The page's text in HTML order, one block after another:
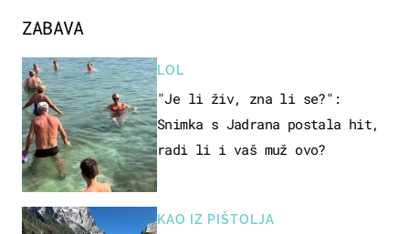
ZABAVA
LOL
"Je li živ, zna li se?":
Snimka s Jadrana postala hit,
radi li i vaš muž ovo?
KAO IZ PIŠTOLJA